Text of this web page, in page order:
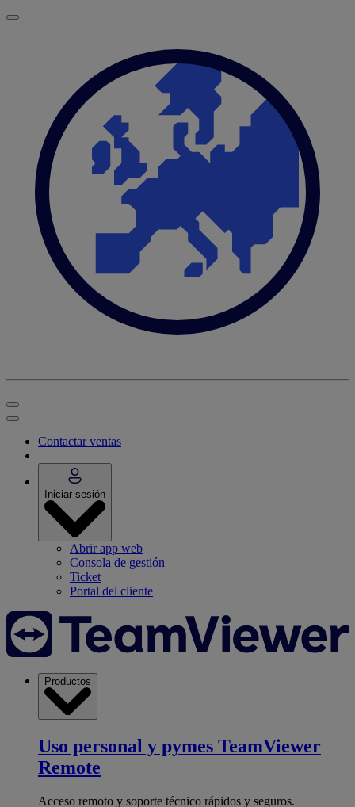
Contactar ventas
Iniciar sesión
Abrir app web
Consola de gestión
Ticket
Portal del cliente
Productos
Uso personal y pymes TeamViewer
Remote
Acceso remoto y soporte técnico rápidos y seguros.